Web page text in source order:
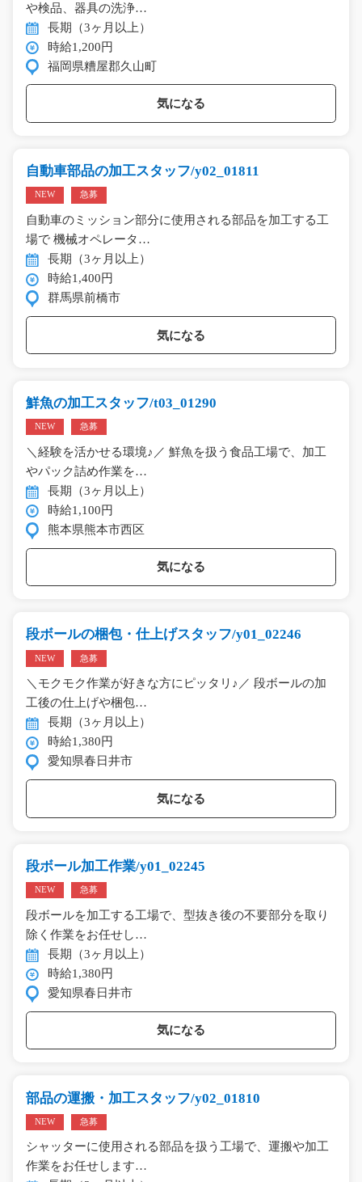
や検品、器具の洗浄…
長期（3ヶ月以上）
時給1,200円
福岡県糟屋郡久山町
気になる
自動車部品の加工スタッフ/y02_01811
NEW 急募
自動車のミッション部分に使用される部品を加工する工
場で 機械オペレータ…
長期（3ヶ月以上）
時給1,400円
群馬県前橋市
気になる
鮮魚の加工スタッフ/t03_01290
NEW 急募
＼経験を活かせる環境♪／ 鮮魚を扱う食品工場で、加工
やパック詰め作業を…
長期（3ヶ月以上）
時給1,100円
熊本県熊本市西区
気になる
段ボールの梱包・仕上げスタッフ/y01_02246
NEW 急募
＼モクモク作業が好きな方にピッタリ♪／ 段ボールの加
工後の仕上げや梱包…
長期（3ヶ月以上）
時給1,380円
愛知県春日井市
気になる
段ボール加工作業/y01_02245
NEW 急募
段ボールを加工する工場で、型抜き後の不要部分を取り
除く作業をお任せし…
長期（3ヶ月以上）
時給1,380円
愛知県春日井市
気になる
部品の運搬・加工スタッフ/y02_01810
NEW 急募
シャッターに使用される部品を扱う工場で、運搬や加工
作業をお任せします…